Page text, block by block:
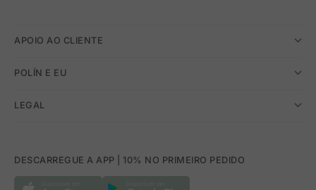
APOIO AO CLIENTE
POLÍN E EU
LEGAL
DESCARREGUE A APP | 10% NO PRIMEIRO PEDIDO